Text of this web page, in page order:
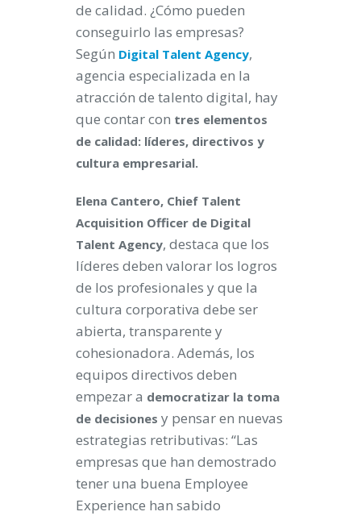
de calidad. ¿Cómo pueden
conseguirlo las empresas?
Según Digital Talent Agency,
agencia especializada en la
atracción de talento digital, hay
que contar con tres elementos
de calidad: líderes, directivos y
cultura empresarial.
Elena Cantero, Chief Talent
Acquisition Officer de Digital
Talent Agency, destaca que los
líderes deben valorar los logros
de los profesionales y que la
cultura corporativa debe ser
abierta, transparente y
cohesionadora. Además, los
equipos directivos deben
empezar a democratizar la toma
de decisiones y pensar en nuevas
estrategias retributivas: “Las
empresas que han demostrado
tener una buena Employee
Experience han sabido